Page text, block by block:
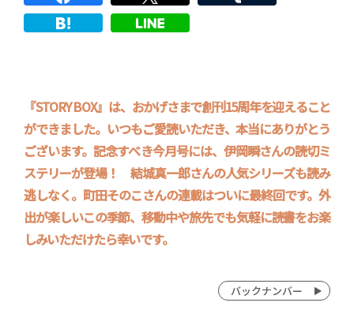
『STORY BOX』は、おかげさまで創刊15周年を迎えること
ができました。いつもご愛読いただき、本当にありがとう
ございます。記念すべき今月号には、伊岡瞬さんの読切ミ
ステリーが登場！ 結城真一郎さんの人気シリーズも読み
逃しなく。町田そのこさんの連載はついに最終回です。外
出が楽しいこの季節、移動中や旅先でも気軽に読書をお楽
しみいただけたら幸いです。
バックナンバー